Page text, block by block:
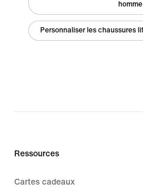
homme
Personnaliser les chaussures
Ressources
Cartes cadeaux